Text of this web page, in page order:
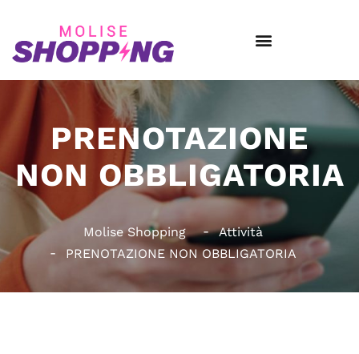
PRENOTAZIONE
NON OBBLIGATORIA
Molise Shopping
Attività
PRENOTAZIONE NON OBBLIGATORIA